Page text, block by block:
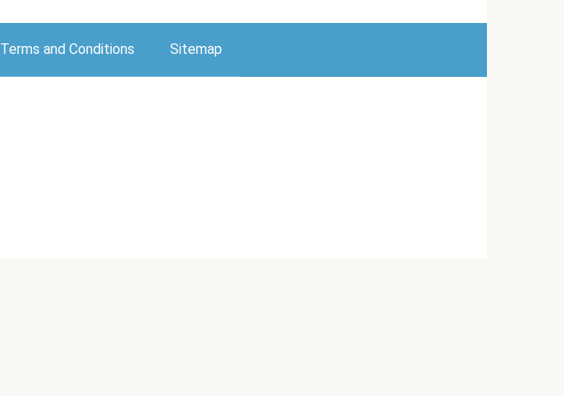
Terms and Conditions Sitemap